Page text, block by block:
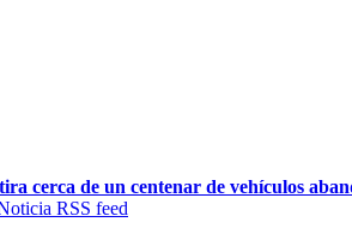
cerca de un centenar de vehículos